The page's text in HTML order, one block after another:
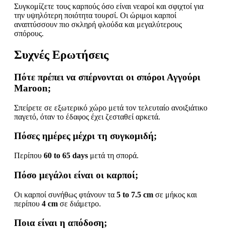
Συγκομίζετε τους καρπούς όσο είναι νεαροί και σφιχτοί για
την υψηλότερη ποιότητα τουρσί. Οι ώριμοι καρποί
αναπτύσσουν πιο σκληρή φλούδα και μεγαλύτερους
σπόρους.
Συχνές Ερωτήσεις
Πότε πρέπει να σπέρνονται οι σπόροι Αγγούρι
Maroon;
Σπείρετε σε εξωτερικό χώρο μετά τον τελευταίο ανοιξιάτικο
παγετό, όταν το έδαφος έχει ζεσταθεί αρκετά.
Πόσες ημέρες μέχρι τη συγκομιδή;
Περίπου 60 to 65 days μετά τη σπορά.
Πόσο μεγάλοι είναι οι καρποί;
Οι καρποί συνήθως φτάνουν τα 5 to 7.5 cm σε μήκος και
περίπου 4 cm σε διάμετρο.
Ποια είναι η απόδοση;